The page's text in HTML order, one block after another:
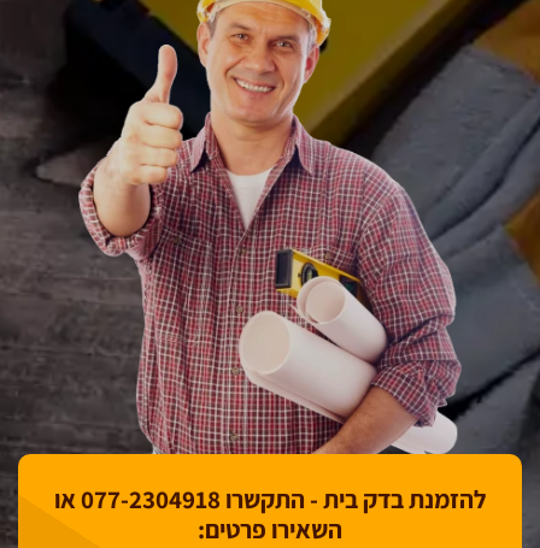
להזמנת בדק בית - התקשרו077-2304918או
השאירו פרטים: